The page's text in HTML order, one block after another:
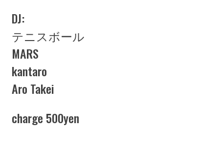
DJ:
テニスボール
MARS
kantaro
Aro Takei
charge 500yen